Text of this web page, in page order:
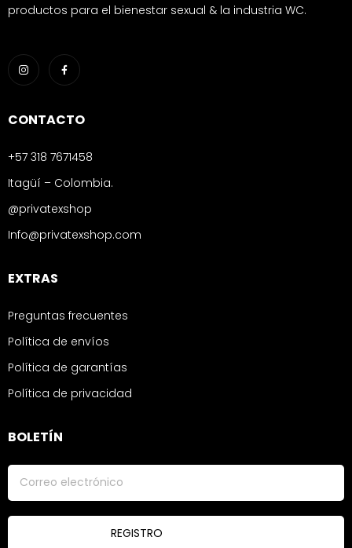
productos para el bienestar sexual & la industria WC.
CONTACTO
+57 318 7671458
Itagüí – Colombia.
@privatexshop
Info@privatexshop.com
EXTRAS
Preguntas frecuentes
Política de envíos
Política de garantías
Política de privacidad
BOLETÍN